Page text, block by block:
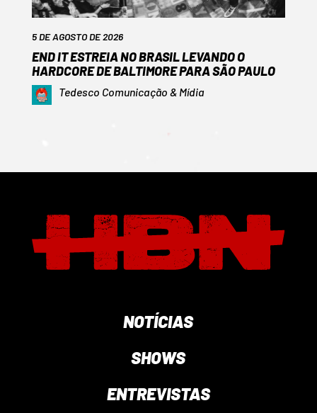
5 DE AGOSTO DE 2026
END IT ESTREIA NO BRASIL LEVANDO O
HARDCORE DE BALTIMORE PARA SÃO PAULO
Tedesco Comunicação & Mídia
NOTÍCIAS
SHOWS
ENTREVISTAS